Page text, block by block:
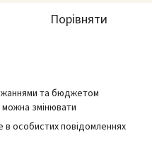
Порівняти
та бюджетом
змінювати
в особистих повідомленнях